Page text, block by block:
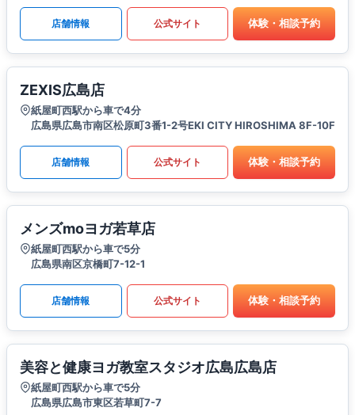
店舗情報 公式サイト 体験・相談予約
ZEXIS広島店
紙屋町西駅から車で4分
広島県広島市南区松原町3番1-2号EKI CITY HIROSHIMA 8F-10F
店舗情報 公式サイト 体験・相談予約
メンズmoヨガ若草店
紙屋町西駅から車で5分
広島県南区京橋町7-12-1
店舗情報 公式サイト 体験・相談予約
美容と健康ヨガ教室スタジオ広島広島店
紙屋町西駅から車で5分
広島県広島市東区若草町7-7